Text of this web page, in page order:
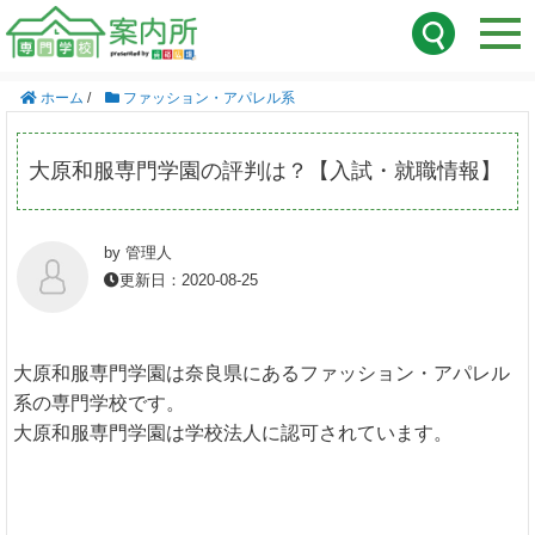
ホーム / ファッション・アパレル系
大原和服専門学園の評判は？【入試・就職情報】
by 管理人
更新日：2020-08-25
大原和服専門学園は奈良県にあるファッション・アパレル
系の専門学校です。
大原和服専門学園は学校法人に認可されています。